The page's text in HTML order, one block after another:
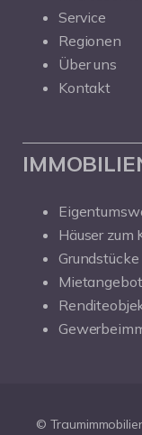
Service
Regionen
Über uns
Kontakt
Häuser zum
Grundstücke
©